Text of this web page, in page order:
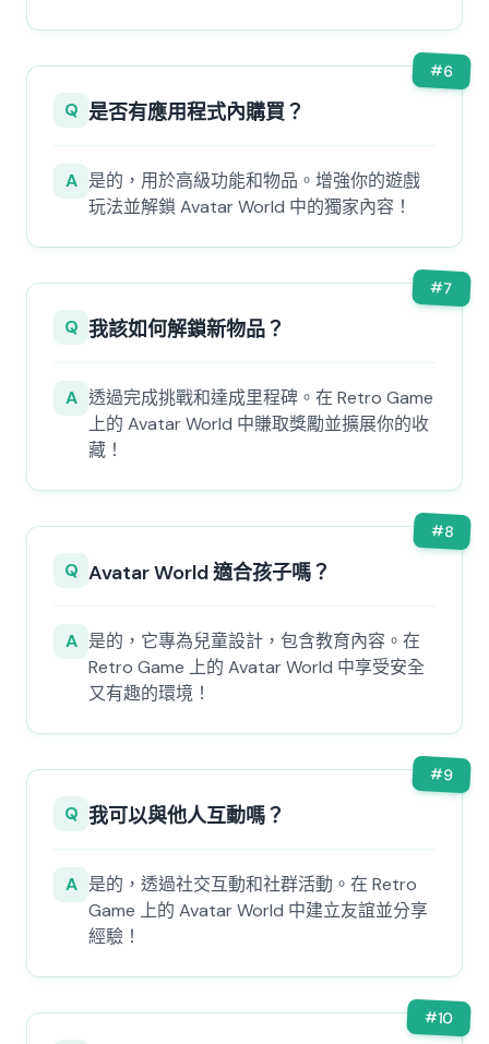
#6
Q 是否有應用程式內購買？
A 是的，用於高級功能和物品。增強你的遊戲
玩法並解鎖 Avatar World 中的獨家內容！
#7
Q 我該如何解鎖新物品？
A 透過完成挑戰和達成里程碑。在 Retro Game
上的 Avatar World 中賺取獎勵並擴展你的收
藏！
#8
Q Avatar World 適合孩子嗎？
A 是的，它專為兒童設計，包含教育內容。在
Retro Game 上的 Avatar World 中享受安全
又有趣的環境！
#9
Q 我可以與他人互動嗎？
A 是的，透過社交互動和社群活動。在 Retro
Game 上的 Avatar World 中建立友誼並分享
經驗！
#10